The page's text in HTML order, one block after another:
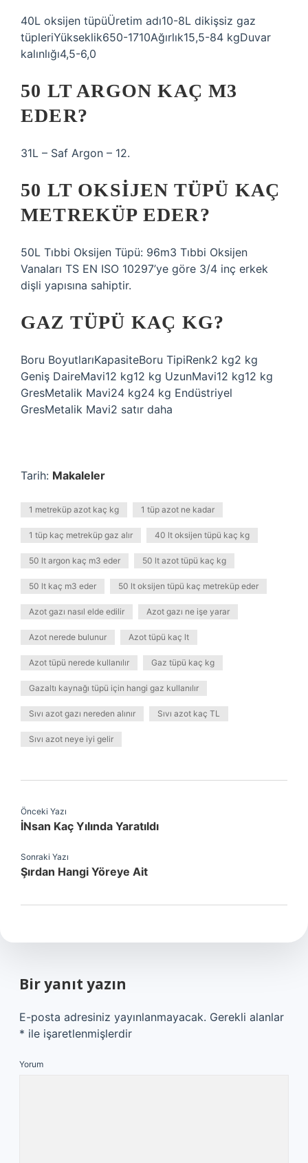
40L oksijen tüpüÜretim adı10-8L dikişsiz gaz
tüpleriYükseklik650-1710Ağırlık15,5-84 kgDuvar
kalınlığı4,5-6,0
50 LT ARGON KAÇ M3
EDER?
31L – Saf Argon – 12.
50 LT OKSIJEN TÜPÜ KAÇ
METREKÜP EDER?
50L Tıbbi Oksijen Tüpü: 96m3 Tıbbi Oksijen
Vanaları TS EN ISO 10297’ye göre 3/4 inç erkek
dişli yapısına sahiptir.
GAZ TÜPÜ KAÇ KG?
Boru BoyutlarıKapasiteBoru TipiRenk2 kg2 kg
Geniş DaireMavi12 kg12 kg UzunMavi12 kg12 kg
GresMetalik Mavi24 kg24 kg Endüstriyel
GresMetalik Mavi2 satır daha
Tarih: Makaleler
1 metreküp azot kaç kg 1 tüp azot ne kadar
1 tüp kaç metreküp gaz alır 40 lt oksijen tüpü kaç kg
50 lt argon kaç m3 eder 50 lt azot tüpü kaç kg
50 lt kaç m3 eder 50 lt oksijen tüpü kaç metreküp eder
Azot gazı nasıl elde edilir Azot gazı ne işe yarar
Azot nerede bulunur Azot tüpü kaç lt
Azot tüpü nerede kullanılır Gaz tüpü kaç kg
Gazaltı kaynağı tüpü için hangi gaz kullanılır
Sıvı azot gazı nereden alınır Sıvı azot kaç TL
Sıvı azot neye iyi gelir
Önceki Yazı
İNsan Kaç Yılında Yaratıldı
Sonraki Yazı
Şırdan Hangi Yöreye Ait
Bir yanıt yazın
E-posta adresiniz yayınlanmayacak. Gerekli alanlar
* ile işaretlenmişlerdir
Yorum